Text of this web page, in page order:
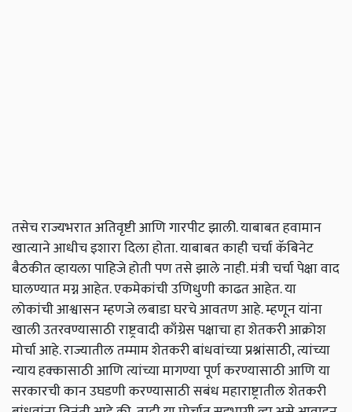
तसेच राज्यभरात अतिवृष्टी आणि गारपीट झाली. याबाबत हवामान
खात्याने आधीच इशारा दिला होता. याबाबत काही चर्चा कॅबिनेट
बैठकीत व्हायला पाहिजे होती पण तसे झाले नाही. मंत्री चर्चा पेक्षा वाद
घालण्यात मग्न आहेत. एकमेकांची उणिधुणी काढत आहेत. या
लोकांची आश्वासन म्हणजे लबाडा घरचे आवतण आहे. म्हणून यांना
खाली उतरवण्यासाठी राष्ट्रवादी काँग्रेस पक्षाचा हा शेतकरी आक्रोश
मोर्चा आहे. राज्यातील तम्माम शेतकरी बांधवांच्या प्रश्नांसाठी, त्यांच्या
न्याय हक्कासाठी आणि त्यांच्या मागण्या पूर्ण करण्यासाठी आणि या
सरकारची कान उघडणी करण्यासाठी सबंध महाराष्ट्रातील शेतकरी